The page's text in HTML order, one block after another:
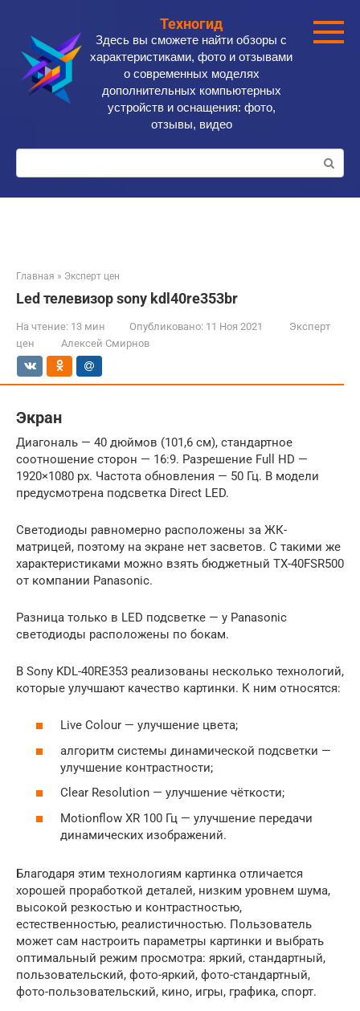
контенту
Техногид
Здесь вы сможете найти обзоры с
характеристиками, фото и отзывами
о современных моделях
дополнительных компьютерных
устройств и оснащения: фото,
отзывы, видео
Поиск:
Главная » Эксперт цен
Led телевизор sony kdl40re353br
На чтение: 13 мин Опубликовано: 11 Ноя 2021
Эксперт
цен
Алексей Смирнов
Экран
Диагональ — 40 дюймов (101,6 см), стандартное
соотношение сторон — 16:9. Разрешение Full HD —
1920×1080 px. Частота обновления — 50 Гц. В модели
предусмотрена подсветка Direct LED.
Светодиоды равномерно расположены за ЖК-
матрицей, поэтому на экране нет засветов. С такими же
характеристиками можно взять бюджетный TX-40FSR500
от компании Panasonic.
Разница только в LED подсветке — у Panasonic
светодиоды расположены по бокам.
В Sony KDL-40RE353 реализованы несколько технологий,
которые улучшают качество картинки. К ним относятся:
Live Colour — улучшение цвета;
алгоритм системы динамической подсветки —
улучшение контрастности;
Clear Resolution — улучшение чёткости;
Motionflow XR 100 Гц — улучшение передачи
динамических изображений.
Благодаря этим технологиям картинка отличается
хорошей проработкой деталей, низким уровнем шума,
высокой резкостью и контрастностью,
естественностью, реалистичностью. Пользователь
может сам настроить параметры картинки и выбрать
оптимальный режим просмотра: яркий, стандартный,
пользовательский, фото-яркий, фото-стандартный,
фото-пользовательский, кино, игры, графика, спорт.